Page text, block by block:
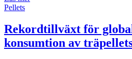
Pellets
Rekordtillväxt för
konsumtion av